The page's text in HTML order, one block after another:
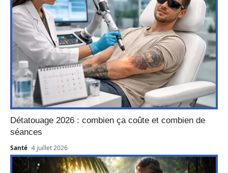
Détatouage 2026 : combien ça coûte et combien de
séances
Santé 4 juillet 2026